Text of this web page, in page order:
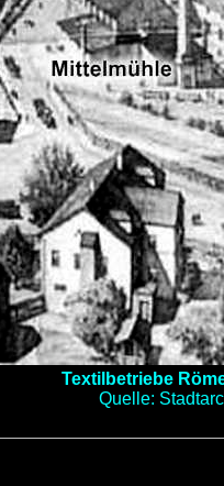
Textilbetriebe
Quelle: